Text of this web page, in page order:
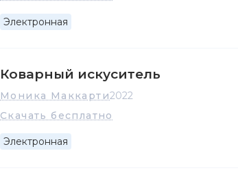
Электронная
Коварный искуситель
Моника Маккарти2022
Скачать бесплатно
Электронная